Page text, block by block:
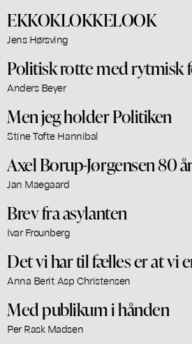
EKKOKLOKKELOOK
Jens Hørsving
Politisk rotte med rytmisk
Anders Beyer
Men jeg holder Politiken
Stine Tofte Hannibal
Axel Borup-Jørgensen 80
Jan Maegaard
Brev fra asylanten
Ivar Frounberg
Det vi har til fælles er at vi
Anna Berit Asp Christensen
Med publikum i hånden
Per Rask Madsen